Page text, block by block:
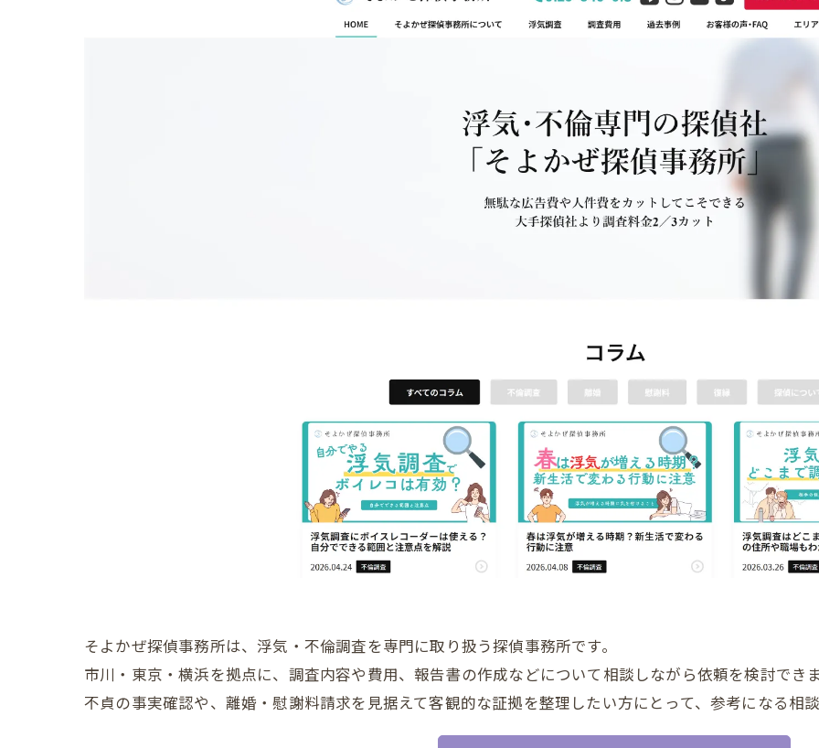
そよかぜ探偵事務所は、浮気・不倫調査を専門に取り扱う探偵事務所です。
市川・東京・横浜を拠点に、調査内容や費用、報告書の作成などについて相談しながら依頼を検討でき
不貞の事実確認や、離婚・慰謝料請求を見据えて客観的な証拠を整理したい方にとって、参考になる相